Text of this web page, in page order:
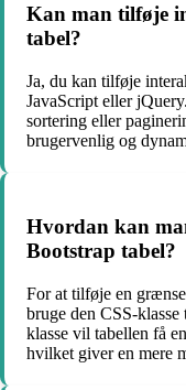
Kan man tilføje
tabel?
Ja, du kan tilføje
JavaScript eller
sortering eller
brugervenlig og
Hvordan kan
Bootstrap tabel?
For at tilføje en
bruge den CSS-
klasse vil tabellen få
hvilket giver en mere